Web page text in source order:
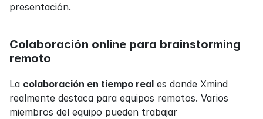
presentación.
Colaboración online para brainstorming
remoto
La colaboración en tiempo real es donde Xmind
realmente destaca para equipos remotos. Varios
miembros del equipo pueden trabajar